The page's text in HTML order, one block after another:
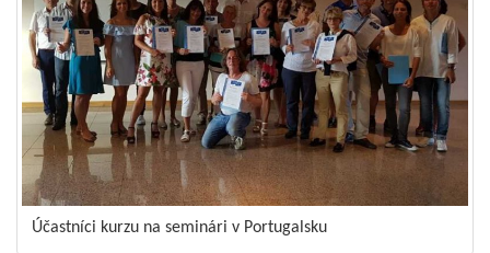
Účastníci kurzu na seminári v Portugalsku